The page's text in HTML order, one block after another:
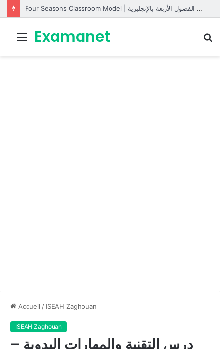
Four Seasons Classroom Model | مشروع تفاعلي لتعليم الفصول الأربعة بالإنجليزية
Menu
Examanet
Accueil / ISEAH Zaghouan
ISEAH Zaghouan
درس التقنية والمهارات اليدوية –